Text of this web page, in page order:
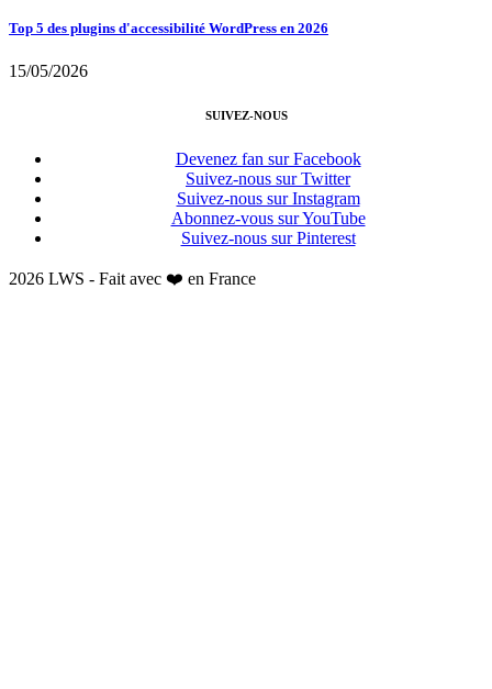
Top 5 des plugins d'accessibilité WordPress en 2026
15/05/2026
SUIVEZ-NOUS
Devenez fan sur Facebook
Suivez-nous sur Twitter
Suivez-nous sur Instagram
Abonnez-vous sur YouTube
Suivez-nous sur Pinterest
2026 LWS - Fait avec ❤️ en France